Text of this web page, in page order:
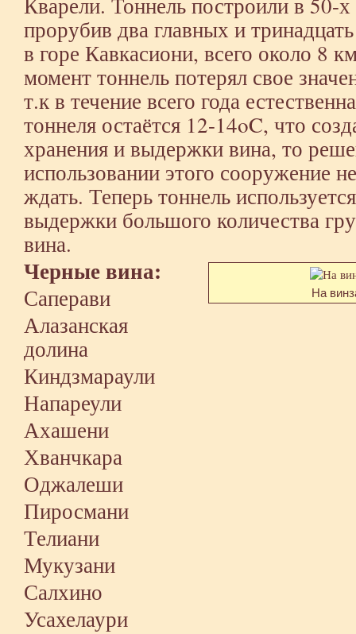
прорубив два главных и
в горе Кавкасиони, всего около 8
момент тоннель потерял свое
т.к в течение всего года
тоннеля остаётся 12-14oC, что
хранения и выдержки вина, то
использовании этого сооружение
ждать. Теперь тоннель
выдержки большого количества
вина.
На
Черные вина:
Саперави
Алазанская
долина
Киндзмараули
Напареули
Ахашени
Хванчкара
Оджалеши
Пиросмани
Телиани
Мукузани
Салхино
Усахелаури